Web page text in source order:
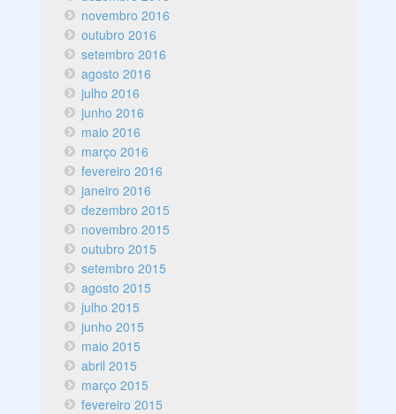
novembro 2016
outubro 2016
setembro 2016
agosto 2016
julho 2016
junho 2016
maio 2016
março 2016
fevereiro 2016
janeiro 2016
dezembro 2015
novembro 2015
outubro 2015
setembro 2015
agosto 2015
julho 2015
junho 2015
maio 2015
abril 2015
março 2015
fevereiro 2015